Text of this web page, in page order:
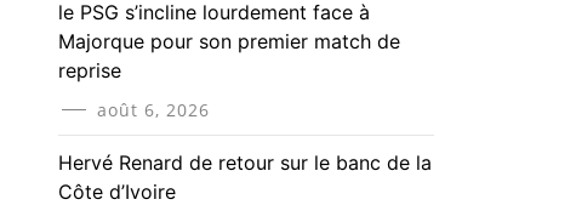
le PSG s’incline lourdement face à
Majorque pour son premier match de
reprise
août 6, 2026
Hervé Renard de retour sur le banc de la
Côte d’Ivoire